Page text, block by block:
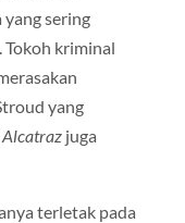
sering
Tokoh kriminal
yang
juga
terletak pada